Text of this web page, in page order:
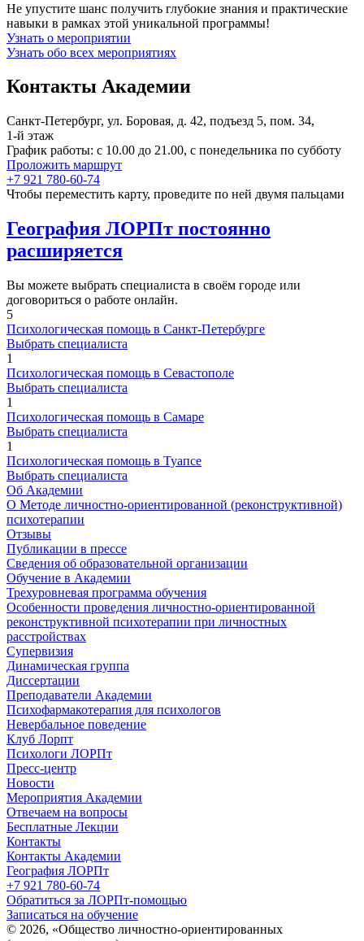
Не упустите шанс получить глубокие знания и практические
навыки в рамках этой уникальной программы!
Узнать о мероприятии
Узнать обо всех мероприятиях
Контакты Академии
Санкт-Петербург, ул. Боровая, д. 42, подъезд 5, пом. 34,
1‑й этаж
График работы: с 10.00 до 21.00, c понедельника по субботу
Проложить маршрут
+7 921 780-60-74
Чтобы переместить карту, проведите по ней двумя пальцами
География ЛОРПт постоянно
расширяется
Вы можете выбрать специалиста в своём городе или
договориться о работе онлайн.
5
Психологическая помощь в Санкт-Петербурге
Выбрать специалиста
1
Психологическая помощь в Севастополе
Выбрать специалиста
1
Психологическая помощь в Самаре
Выбрать специалиста
1
Психологическая помощь в Туапсе
Выбрать специалиста
Об Академии
О Методе личностно-ориентированной (реконструктивной)
психотерапии
Отзывы
Публикации в прессе
Сведения об образовательной организации
Обучение в Академии
Трехуровневая программа обучения
Особенности проведения личностно-ориентированной
реконструктивной психотерапии при личностных
расстройствах
Супервизия
Динамическая группа
Диссертации
Преподаватели Академии
Психофармакотерапия для психологов
Невербальное поведение
Клуб Лорпт
Психологи ЛОРПт
Пресс-центр
Новости
Мероприятия Академии
Отвечаем на вопросы
Бесплатные Лекции
Контакты
Контакты Академии
География ЛОРПт
+7 921 780-60-74
Обратиться за ЛОРПт-помощью
Записаться на обучение
© 2026, «Общество личностно-ориентированных